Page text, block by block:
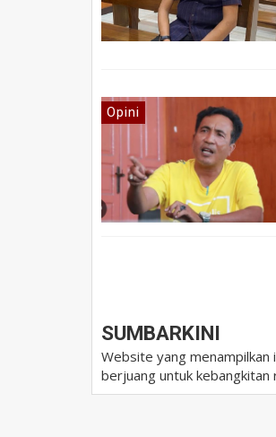
Opini
SUMBARKINI
Website yang
berjuang untuk kebangkitan